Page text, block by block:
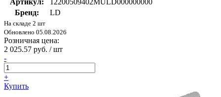
Артикул:
12200509402MULD000000000
Бренд:
LD
На складе 2 шт
Обновлено 05.08.2026
Розничная цена:
2 025.57 руб. / шт
-
+
Купить